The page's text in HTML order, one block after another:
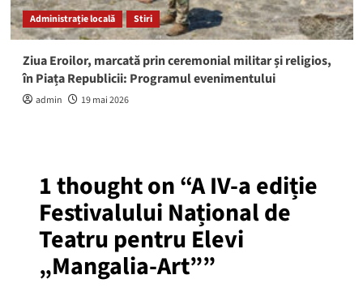
Administrație locală Stiri
Ziua Eroilor, marcată prin ceremonial militar și religios,
în Piața Republicii: Programul evenimentului
admin 19 mai 2026
1 thought on “A IV-a ediție
Festivalului Național de
Teatru pentru Elevi
„Mangalia-Art””